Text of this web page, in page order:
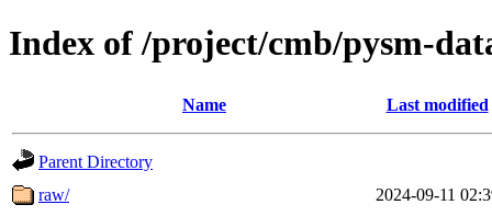
Index of /project/cmb/pysm-
Name Last modified
Parent Directory
raw/
2024-09-11